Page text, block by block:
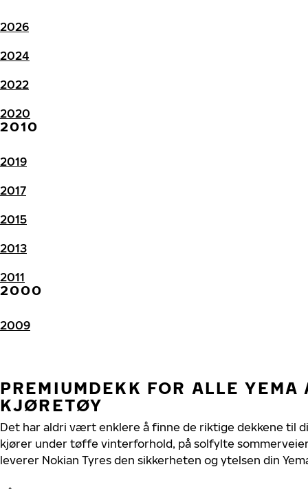
2026
2024
2022
2020
2010
2019
2017
2015
2013
2011
2000
2009
PREMIUMDEKK FOR ALLE YEMA
KJØRETØY
Det har aldri vært enklere å finne de riktige dekkene til
kjører under tøffe vinterforhold, på solfylte
leverer Nokian Tyres den sikkerheten og ytelsen din